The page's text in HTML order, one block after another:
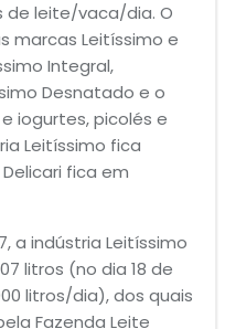
de leite/vaca/dia. O
marcas Leitíssimo e
Integral,
Desnatado e o
iogurtes, picolés e
Leitíssimo fica
fica em
a indústria Leitíssimo
litros (no dia 18 de
litros/dia), dos quais
Fazenda Leite